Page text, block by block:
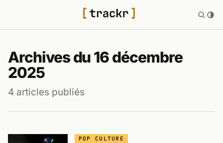
Archives du 16 décembre
2025
4 articles publiés
POP CULTURE